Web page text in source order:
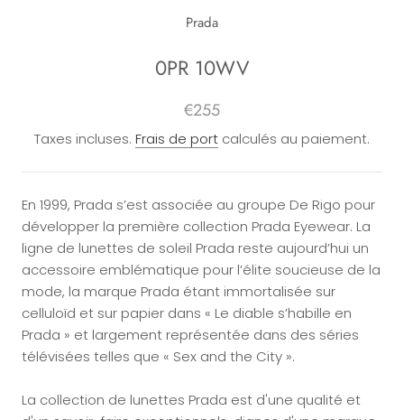
Prada
0PR 10WV
€255
Taxes incluses. Frais de port calculés au paiement.
En 1999, Prada s’est associée au groupe De Rigo pour
développer la première collection Prada Eyewear. La
ligne de lunettes de soleil Prada reste aujourd’hui un
accessoire emblématique pour l’élite soucieuse de la
mode, la marque Prada étant immortalisée sur
celluloïd et sur papier dans « Le diable s’habille en
Prada » et largement représentée dans des séries
télévisées telles que « Sex and the City ».
La collection de lunettes Prada est d'une qualité et